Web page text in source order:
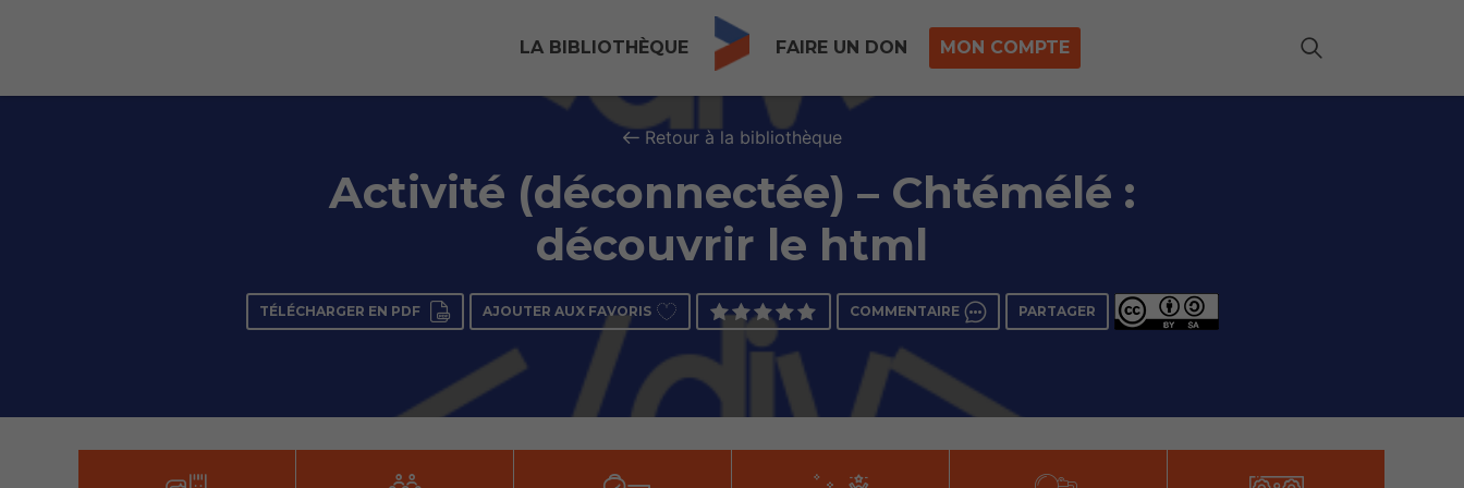
LA BIBLIOTHÈQUE FAIRE UN DON MON COMPTE
Retour à la bibliothèque
Activité (déconnectée) – Chtémélé :
découvrir le html
TÉLÉCHARGER EN PDF AJOUTER AUX FAVORIS COMMENTAIRE PARTAGER